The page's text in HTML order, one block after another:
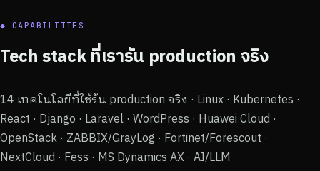
◆ CAPABILITIES
Tech stack ที่เรารัน production จริง
14 เทคโนโลยีที่ใช้รัน production จริง · Linux · Kubernetes ·
React · Django · Laravel · WordPress · Huawei Cloud ·
OpenStack · ZABBIX/GrayLog · Fortinet/Forescout ·
NextCloud · Fess · MS Dynamics AX · AI/LLM